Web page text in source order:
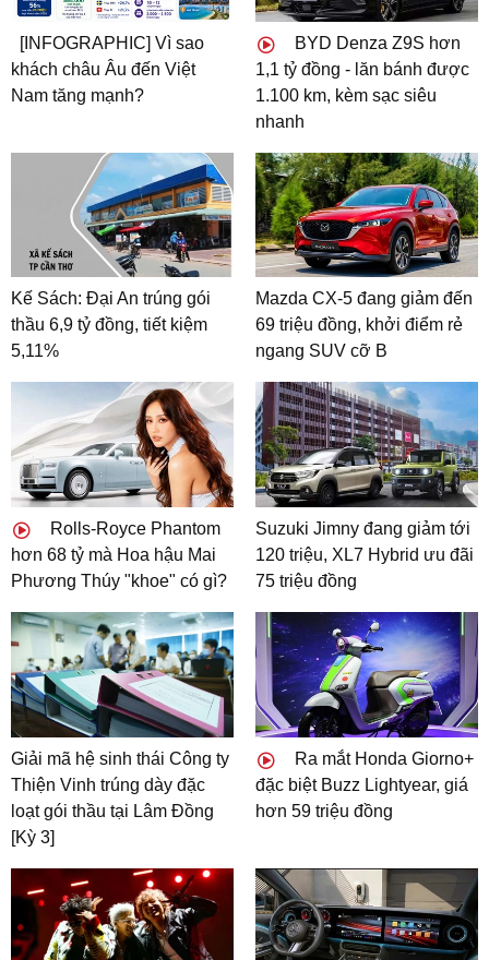
[INFOGRAPHIC] Vì sao
khách châu Âu đến Việt
Nam tăng mạnh?
BYD Denza Z9S hơn
1,1 tỷ đồng - lăn bánh được
1.100 km, kèm sạc siêu
nhanh
Kế Sách: Đại An trúng gói
thầu 6,9 tỷ đồng, tiết kiệm
5,11%
Mazda CX-5 đang giảm đến
69 triệu đồng, khởi điểm rẻ
ngang SUV cỡ B
Rolls-Royce Phantom
hơn 68 tỷ mà Hoa hậu Mai
Phương Thúy "khoe" có gì?
Suzuki Jimny đang giảm tới
120 triệu, XL7 Hybrid ưu đãi
75 triệu đồng
Giải mã hệ sinh thái Công ty
Thiện Vinh trúng dày đặc
loạt gói thầu tại Lâm Đồng
[Kỳ 3]
Ra mắt Honda Giorno+
đặc biệt Buzz Lightyear, giá
hơn 59 triệu đồng